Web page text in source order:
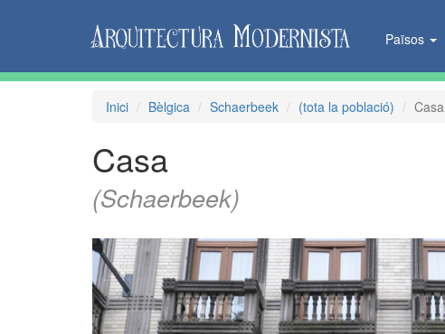
Països
Inici Bèlgica Schaerbeek (tota la població) Casa
Casa
(Schaerbeek)